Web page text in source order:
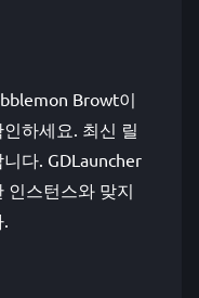
Browt이
하세요. 최신 릴
다. GDLauncher
인스턴스와 맞지